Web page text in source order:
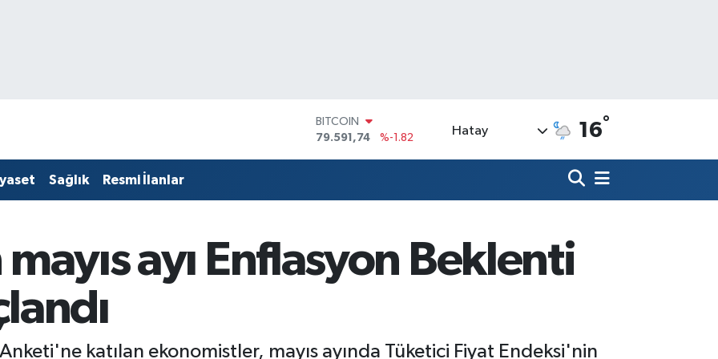
DOLAR
45,43620
%0.02
BİST100
14.598,00
Hatay 16°
Sağlık Resmi İlanlar
ayı Enflasyon Beklenti
katılan ekonomistler, mayıs ayında Tüketici Fiyat Endeksi'nin